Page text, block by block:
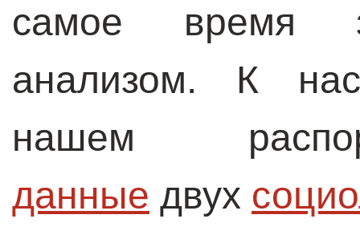
самое время
анализом. К
нашем
данные двух